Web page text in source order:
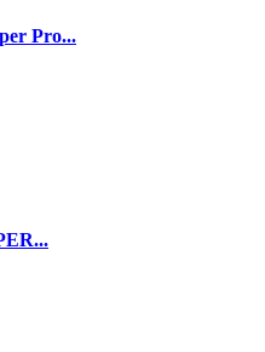
Pro...